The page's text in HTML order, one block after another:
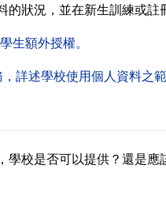
狀況，並在新生訓練或註
生額外授權。
述學校使用個人資料之
校是否可以提供？還是